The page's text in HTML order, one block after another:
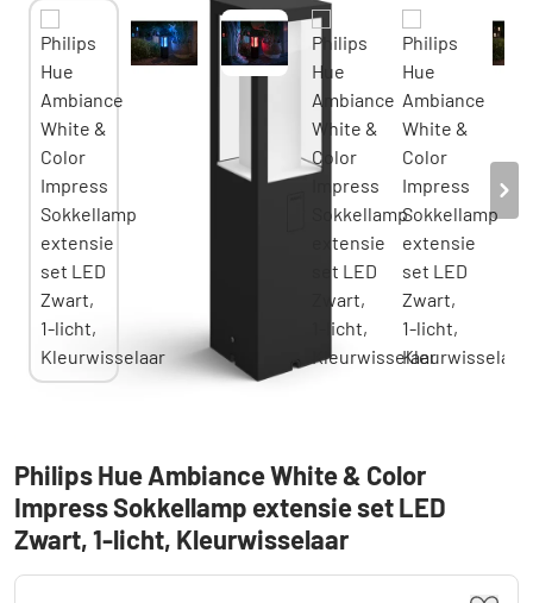
Philips Hue Ambiance White & Color
Impress Sokkellamp extensie set LED
Zwart, 1-licht, Kleurwisselaar